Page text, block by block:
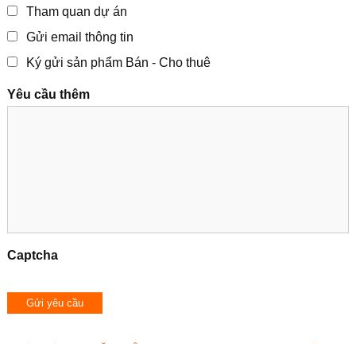
Tham quan dự án
Gửi email thông tin
Ký gửi sản phẩm Bán - Cho thuê
Yêu cầu thêm
Captcha